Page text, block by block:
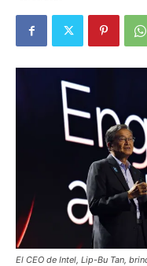
El CEO de Intel, Lip-Bu Tan,